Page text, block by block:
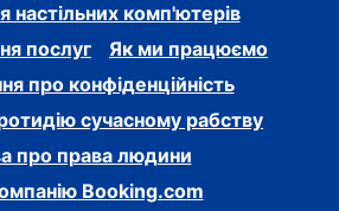
настільних комп'ютерів
послуг
Як ми працюємо
про конфіденційність
сучасному рабству
про права людини
Booking.com